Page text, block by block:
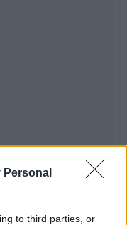
Personal
to third parties, or